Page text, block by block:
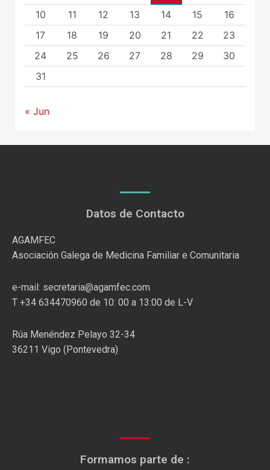
10
11 12 13 14 15
16
17
18 19 20 21 22
23
24
25 26 27 28 29
30
31
« Jun
Datos de Contacto
AGAMFEC
Asociación Galega de Medicina Familiar e Comunitaria
e-mail: secretaria@agamfec.com
T +34 634470960 de 10: 00 a 13:00 de L-V
Rúa Menéndez Pelayo 32-34
36211 Vigo (Pontevedra)
Formamos parte de :